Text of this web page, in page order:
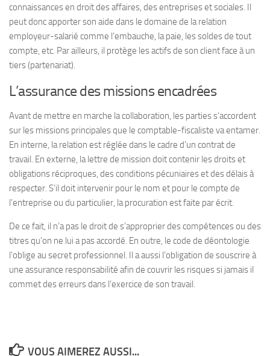
connaissances en droit des affaires, des entreprises et sociales. Il
peut donc apporter son aide dans le domaine de la relation
employeur-salarié comme l’embauche, la paie, les soldes de tout
compte, etc. Par ailleurs, il protège les actifs de son client face à un
tiers (partenariat).
L’assurance des missions encadrées
Avant de mettre en marche la collaboration, les parties s’accordent
sur les missions principales que le comptable-fiscaliste va entamer.
En interne, la relation est réglée dans le cadre d’un contrat de
travail. En externe, la lettre de mission doit contenir les droits et
obligations réciproques, des conditions pécuniaires et des délais à
respecter. S’il doit intervenir pour le nom et pour le compte de
l’entreprise ou du particulier, la procuration est faite par écrit.
De ce fait, il n’a pas le droit de s’approprier des compétences ou des
titres qu’on ne lui a pas accordé. En outre, le code de déontologie
l’oblige au secret professionnel. Il a aussi l’obligation de souscrire à
une assurance responsabilité afin de couvrir les risques si jamais il
commet des erreurs dans l’exercice de son travail.
VOUS AIMEREZ AUSSI...